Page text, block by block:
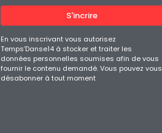
S'incrire
En vous inscrivant vous autorisez
Temps’Danse14 à stocker et traiter les
données personnelles soumises afin de vous
fournir le contenu demandé. Vous pouvez vous
désabonner à tout moment